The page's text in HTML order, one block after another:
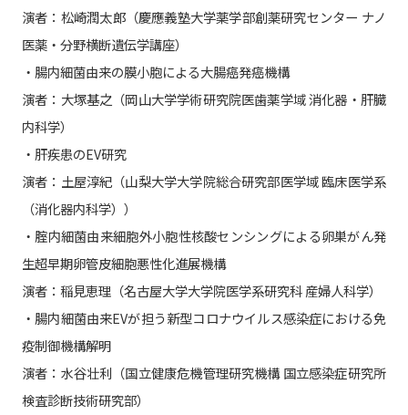
演者：松崎潤太郎（慶應義塾大学薬学部創薬研究センター ナノ
医薬・分野横断遺伝学講座）
・腸内細菌由来の膜小胞による大腸癌発癌機構
演者：大塚基之（岡山大学学術研究院医歯薬学域 消化器・肝臓
内科学）
・肝疾患のEV研究
演者：土屋淳紀（山梨大学大学院総合研究部医学域 臨床医学系
（消化器内科学））
・腟内細菌由来細胞外小胞性核酸センシングによる卵巣がん発
生超早期卵管皮細胞悪性化進展機構
演者：稲見恵理（名古屋大学大学院医学系研究科 産婦人科学）
・腸内細菌由来EVが担う新型コロナウイルス感染症における免
疫制御機構解明
演者：水谷壮利（国立健康危機管理研究機構 国立感染症研究所
検査診断技術研究部）